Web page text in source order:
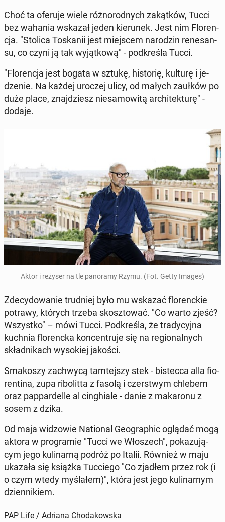
Choć ta oferuje wiele róż­no­rod­nych za­kąt­ków, Tucci
bez wahania wskazał jeden kie­ru­nek. Jest nim Flo­ren­
cja. "Stolica To­ska­nii jest miej­scem na­ro­dzin re­ne­san­
su, co czyni ją tak wy­jąt­ko­wą" - pod­kre­śla Tucci.
"Flo­ren­cja jest bogata w sztukę, hi­sto­rię, kulturę i je­
dze­nie. Na każdej uroczej ulicy, od małych zaułków po
duże place, znaj­dziesz nie­sa­mo­wi­tą ar­chi­tek­tu­rę" -
dodaje.
Aktor i reżyser na tle pa­no­ra­my Rzymu. (Fot. Getty Images)
Zde­cy­do­wa­nie trud­niej było mu wskazać flo­renc­kie
potrawy, których trzeba skosz­to­wać. "Co warto zjeść?
Wszyst­ko" – mówi Tucci. Pod­kre­śla, że tra­dy­cyj­na
kuchnia flo­renc­ka kon­cen­tru­je się na re­gio­nal­nych
skład­ni­kach wy­so­kiej jakości.
Sma­ko­szy za­chwy­cą tam­tej­szy stek - bi­stec­ca alla fio­
ren­ti­na, zupa ri­bo­lit­ta z fasolą i czer­stwym chlebem
oraz pap­par­del­le al cin­ghia­le - danie z ma­ka­ro­nu z
sosem z dzika.
Od maja wi­dzo­wie Na­tio­nal Geo­gra­phic oglądać mogą
aktora w pro­gra­mie "Tucci we Wło­szech", po­ka­zu­ją­
cym jego ku­li­nar­ną podróż po Italii. Również w maju
ukazała się książka Tuc­cie­go "Co zjadłem przez rok (i
o czym wtedy my­śla­łem)", która jest jego ku­li­nar­nym
dzien­ni­kiem.
PAP Life / Adriana Chodakowska